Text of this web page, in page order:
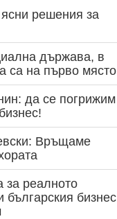
решения за
държава, в
са на първо място
да се погрижим
Връщаме
реалното
българския бизнес